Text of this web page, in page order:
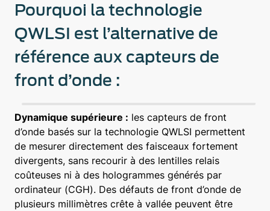
Pourquoi la technologie
QWLSI est l’alternative de
référence aux capteurs de
front d’onde :
Dynamique supérieure : les capteurs de front
d’onde basés sur la technologie QWLSI permettent
de mesurer directement des faisceaux fortement
divergents, sans recourir à des lentilles relais
coûteuses ni à des hologrammes générés par
ordinateur (CGH). Des défauts de front d’onde de
plusieurs millimètres crête à vallée peuvent être